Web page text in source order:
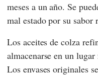
meses a un año. Se
mal estado por su
Los aceites de colza
almacenarse en un
Los envases originales